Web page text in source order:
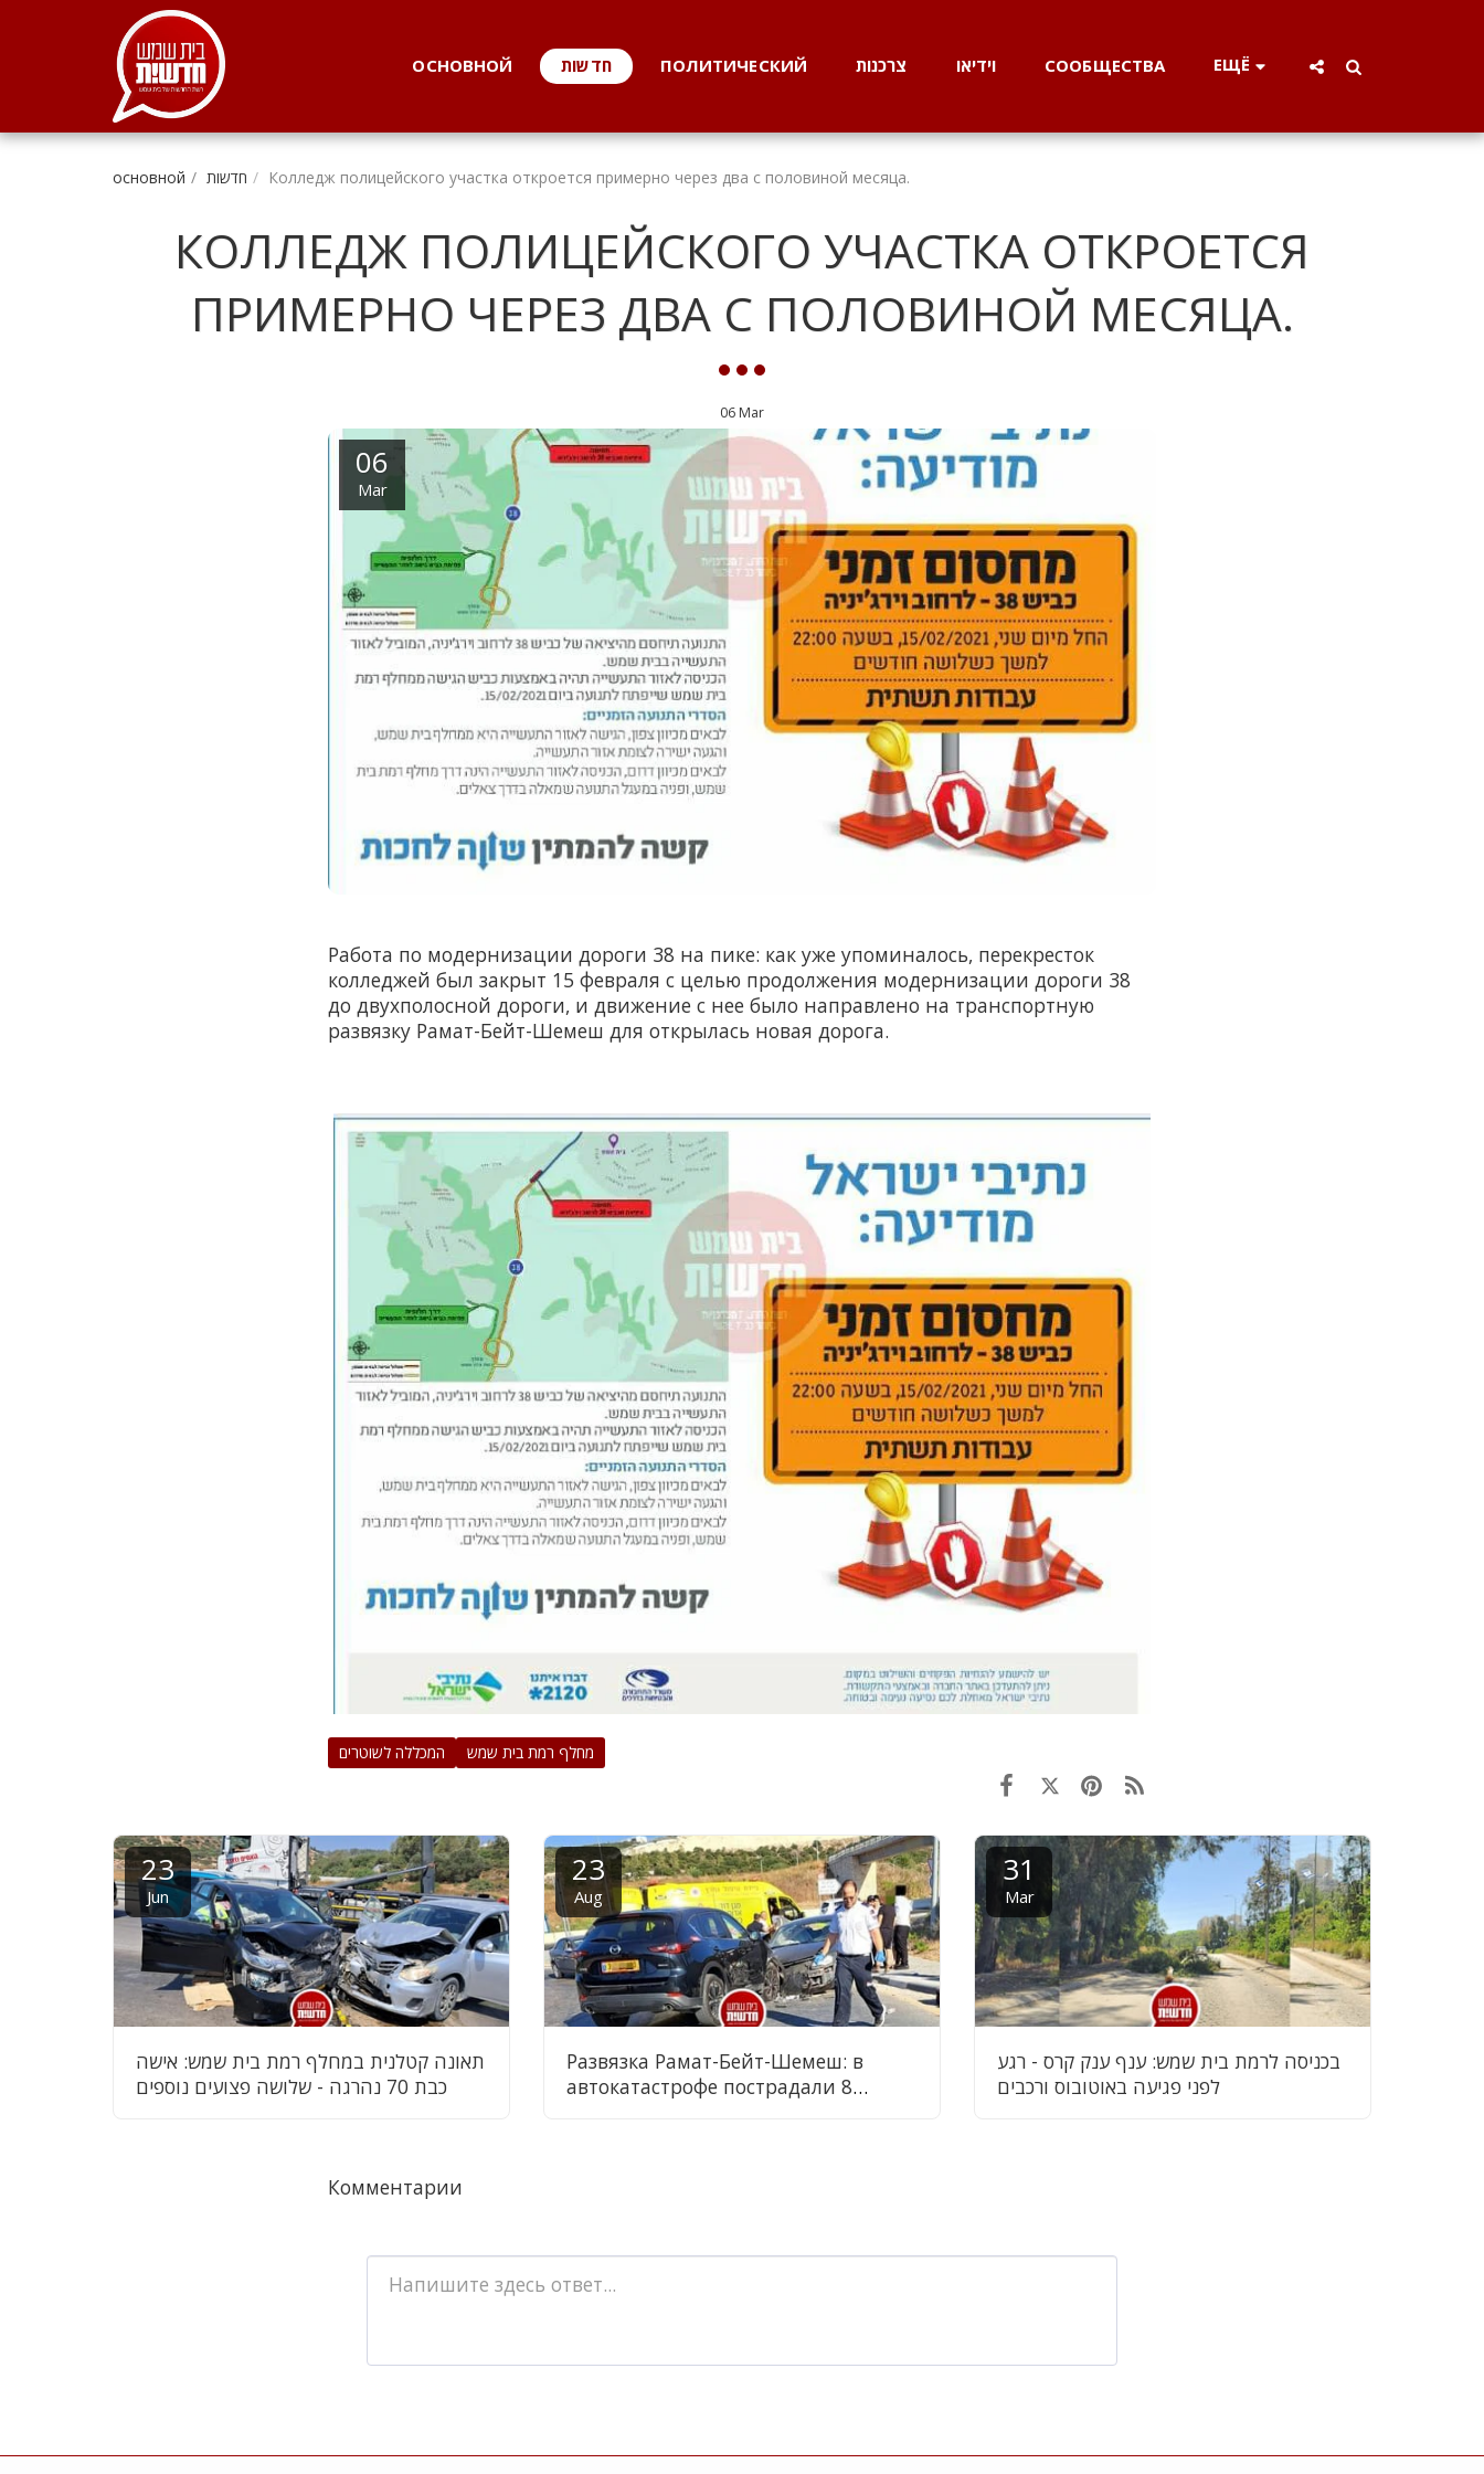
ОСНОВНОЙ חדשות ПОЛИТИЧЕСКИЙ צרכנות וידיאו СООБЩЕСТВА ЕЩЁ
основной חדשות Колледж полицейского участка откроется примерно через два с половиной месяца.
КОЛЛЕДЖ ПОЛИЦЕЙСКОГО УЧАСТКА ОТКРОЕТСЯ
ПРИМЕРНО ЧЕРЕЗ ДВА С ПОЛОВИНОЙ МЕСЯЦА.
06 Mar
06
Mar
Работа по модернизации дороги 38 на пике: как уже упоминалось, перекресток
колледжей был закрыт 15 февраля с целью продолжения модернизации дороги 38
до двухполосной дороги, и движение с нее было направлено на транспортную
развязку Рамат-Бейт-Шемеш для открылась новая дорога.
המכללה לשוטרים מחלף רמת בית שמש
23
Jun
תאונה קטלנית במחלף רמת בית שמש: אישה
כבת 70 נהרגה - שלושה פצועים נוספים
23
Aug
Развязка Рамат-Бейт-Шемеш: в
автокатастрофе пострадали 8
31
Mar
בכניסה לרמת בית שמש: ענף ענק קרס - רגע
לפני פגיעה באוטובוס ורכבים
Комментарии